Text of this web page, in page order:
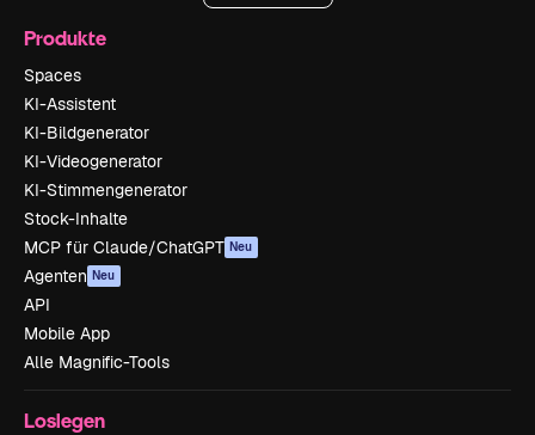
Produkte
Spaces
KI-Assistent
KI-Bildgenerator
KI-Videogenerator
KI-Stimmengenerator
Stock-Inhalte
MCP für Claude/ChatGPT Neu
Agenten Neu
API
Mobile App
Alle Magnific-Tools
Loslegen